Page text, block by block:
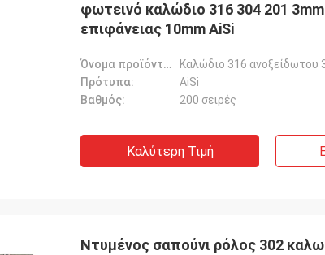
φωτεινό καλώδιο 316 304 201
επιφάνειας 10mm AiSi
Όνομα προϊόντων:
Πρότυπα:
AiSi
Βαθμός:
200 σειρές
Καλύτερη Τιμή
Ντυμένος σαπούνι ρόλος 302